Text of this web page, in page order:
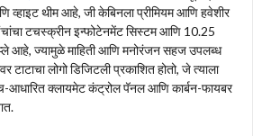
थीम आहे, जी केबिनला प्रीमियम आणि हवेशीर
टचस्क्रीन इन्फोटेनमेंट सिस्टम आणि 10.25
आहे, ज्यामुळे माहिती आणि मनोरंजन सहज उपलब्ध
टाटाचा लोगो डिजिटली प्रकाशित होतो, जे त्याला
क्लायमेट कंट्रोल पॅनल आणि कार्बन-फायबर